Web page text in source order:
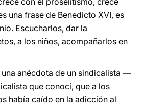
una frase de Benedicto XVI, es
Escucharlos, dar la
a los niños, acompañarlos en
una anécdota de un sindicalista —
que conocí, que a los
había caído en la adicción al